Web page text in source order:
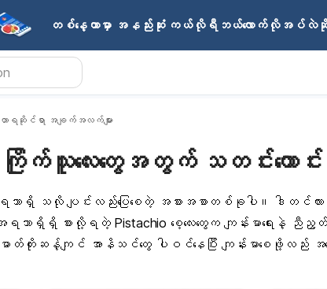
တစ်နေ့တာမှာ အနည်းဆုံး ကယ်လိုရီဘယ်လောက်လိုအပ်
ဟာရဆိုင်ရာ အချက်အလက်များ
ြိုက်သူလေးတွေအတွက် သတင်းကောင်း
ရသာရှိ သလို ပျင်းလည်းပြေစေတဲ့ အစားအစာ တစ်ခုပါ။ ဒါတင်လား
အရသာရှိရှိ စားလို့ရတဲ့ Pistachio စေ့လေးတွေကကျန်းမာရေးနဲ့ ညီ
တ်တိုးဆန့်ကျင် အာနိသင်တွေ ပါဝင်နေပြီး ကျန်းမာစေဖို့လည်း အထ